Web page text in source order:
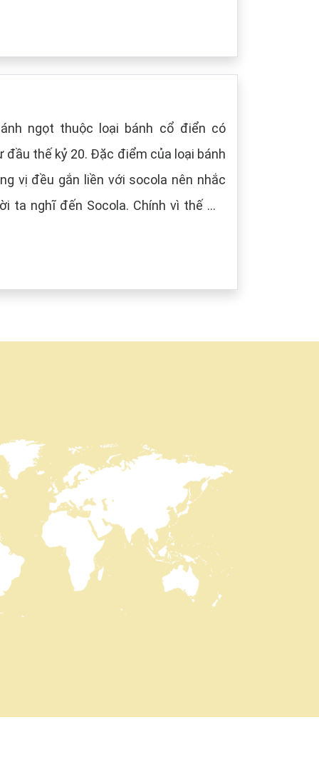
ngọt thuộc loại bánh cổ điển có
thế kỷ 20. Đặc điểm của loại bánh
vị đều gắn liền với socola nên nhắc
ta nghĩ đến Socola. Chính vì thế mà